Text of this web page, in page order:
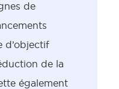
de
d’objectif
de la
également